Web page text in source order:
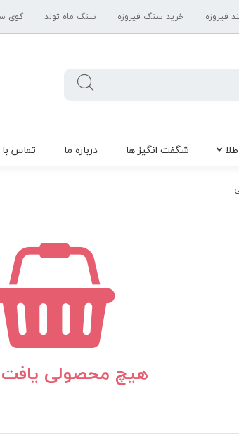
فیروزه خرید سنگ فیروزه سنگ ماه تولد گوی
شگفت انگیز ها درباره ما تماس با
هیچ محصولی